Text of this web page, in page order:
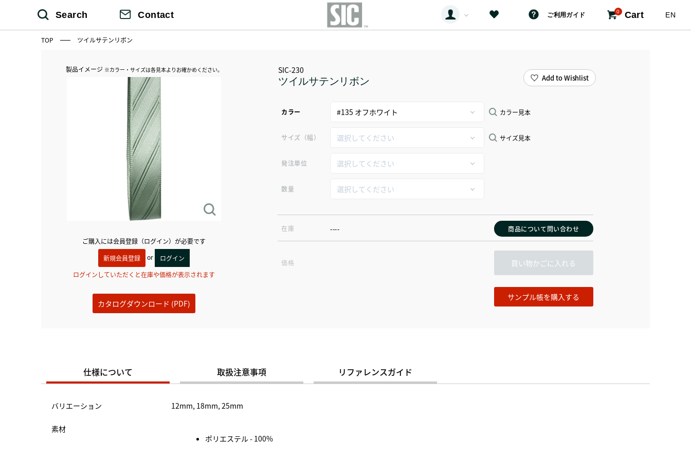
Search Contact ご利用ガイド 0 Cart EN
TOP ツイルサテンリボン
製品イメージ ※カラー・サイズは各見本よりお確かめください。
ご購入には会員登録（ログイン）が必要です
新規会員登録
or
ログイン
ログインしていただくと在庫や価格が表示されます
カタログダウンロード (PDF)
SIC-230
ツイルサテンリボン
カラー カラー見本
サイズ（幅） サイズ見本
発注単位
数量
在庫 ---- 商品について問い合わせ
価格 買い物かごに入れる
Add to Wishlist
仕様について 取扱注意事項 リファレンスガイド
バリエーション 12mm, 18mm, 25mm
素材
ポリエステル - 100%